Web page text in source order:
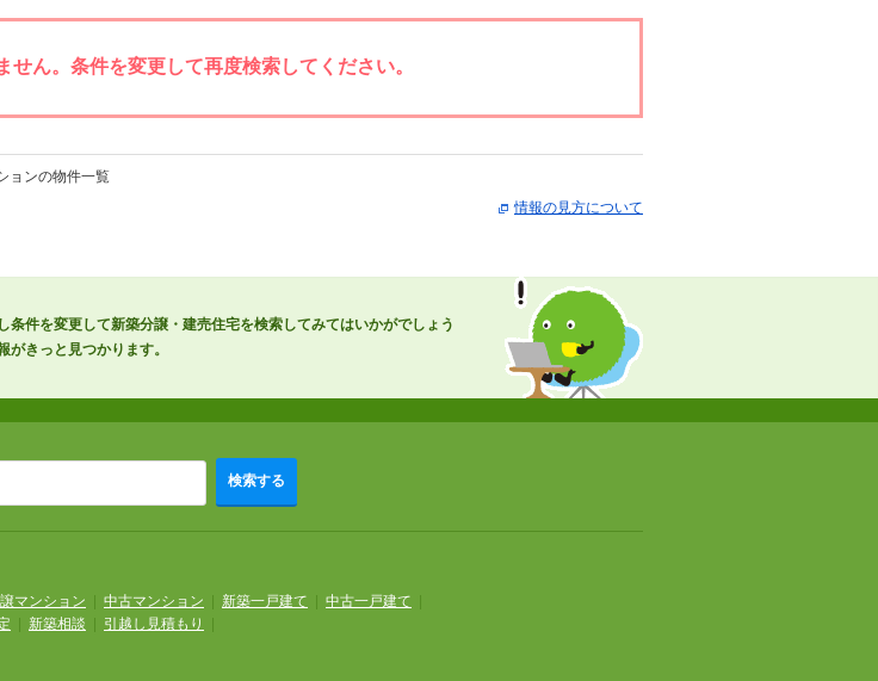
せん。条件を変更して再度検索してください。
ョンの物件一覧
情報の見方について
件を変更して新築分譲・建売住宅を検索してみてはいかがでしょう
きっと見つかります。
検索する
マンション 中古マンション 新築一戸建て 中古一戸建て
新築相談 引越し見積もり